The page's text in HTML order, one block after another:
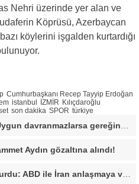
Nehri üzerinde yer alan ve
Köprüsü, Azerbaycan
köylerini işgalden kurtardığı
Cumhurbaşkanı Recep Tayyip Erdoğan
istanbul İZMİR Kılıçdaroğlu
son dakika SPOR türkiye
Aydın gözaltına alındı!
Arabulucu ülke Pakistan duyurdu: ABD ile İran anlaşmaya vardı